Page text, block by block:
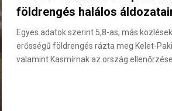
földrengés halálos
Egyes adatok szerint 5,8-as, más
erősségű földrengés rázta meg Kelet-
valamint Kasmírnak az ország ellenőrzése